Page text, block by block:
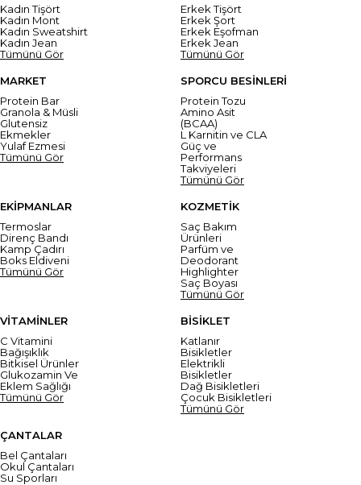
Kadın Tişört
Kadın Mont
Kadın Sweatshirt
Kadın Jean
Tümünü Gör
Erkek Tişört
Erkek Şort
Erkek Eşofman
Erkek Jean
Tümünü Gör
MARKET
Protein Bar
Granola & Müsli
Glutensiz
Ekmekler
Yulaf Ezmesi
Tümünü Gör
SPORCU BESİNLERİ
Protein Tozu
Amino Asit
(BCAA)
L Karnitin ve CLA
Güç ve
Performans
Takviyeleri
Tümünü Gör
EKİPMANLAR
Termoslar
Direnç Bandı
Kamp Çadırı
Boks Eldiveni
Tümünü Gör
KOZMETİK
Saç Bakım
Ürünleri
Parfüm ve
Deodorant
Highlighter
Saç Boyası
Tümünü Gör
VİTAMİNLER
C Vitamini
Bağışıklık
Bitkisel Ürünler
Glukozamin Ve
Eklem Sağlığı
Tümünü Gör
BİSİKLET
Katlanır
Bisikletler
Elektrikli
Bisikletler
Dağ Bisikletleri
Çocuk Bisikletleri
Tümünü Gör
ÇANTALAR
Bel Çantaları
Okul Çantaları
Su Sporları